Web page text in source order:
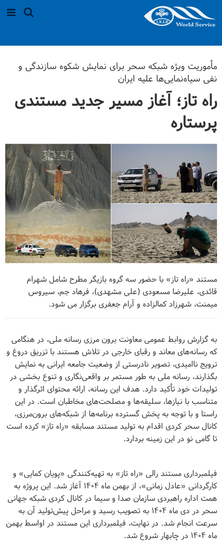
مأموریت ویژه شبکه سحر برای نمایش شکوه سازندگی و
نفی سیاه‌نمایی‌ها علیه ایران
راه تاز؛ آغاز مسیر جدید مستندی
پرستاره
مستند «راه تاز» با حضور سه گروه بازیگر مطرح شامل شهرام
قائدی، علیرضا مسعودی (علی مشهدی)، فرهاد جم، سیروس
میمنت، شهرزاد کمالزاده و آرام جعفری برگزار می شود.
به گزارش روابط عمومی معاونت برون مرزی رسانه ملی، در هنگامی
که رسانه‌های معاند و رقبای خارجی در تلاش هستند با تزریق دروغ و
ترویج ناامیدی، تصویر نادرستی از وضعیت جامعه ایرانی به نمایش
بگذارند، رسانه ملی به طور مستمر بر واقعی‌نگاری و تنوع بخشی در
تولیدات خود تأکید دارد. هدف این رسانه، ارائه محتوای اثرگذار و
متناسب با نیازها، سلیقه‌ها و مصلحت‌های مخاطبان است. در این
راستا و با توجه به پخش گسترده برنامه‌ها از شبکه‌های برون‌مرزی،
کانال سحر کردی اقدام به تولید مستند مسابقه «راه تاز» کرده است
تا گامی نو در این زمینه بردارد.
فیلمبرداری مستند رالی «راه تاز» به تهیه‌کنندگی «پویان کمایی» و
کارگردانی «عادل زمانی»، از بهمن ماه ۱۴۰۴ آغاز شد. این پروژه به
همت اداره راهبردی سازمان صدا و سیما در کانال کردی شبکه جهانی
سحر در دی ماه ۱۴۰۴ به تصویب رسید و مراحل پیش‌تولید آن به
سرعت انجام شد. در نهایت، فیلمبرداری این مستند در اواسط بهمن
ماه ۱۴۰۴ در چابهار شروع شد.